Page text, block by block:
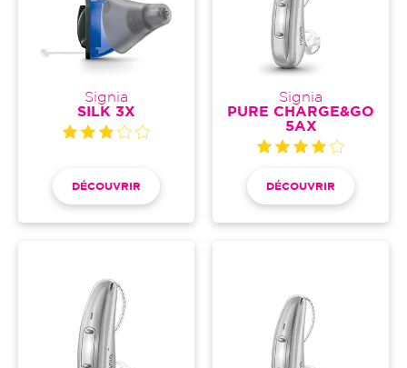
Signia
SILK 3X
DÉCOUVRIR
Signia
PURE CHARGE&GO
5AX
DÉCOUVRIR